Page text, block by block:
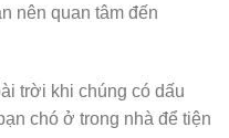
nên quan tâm đến
trời khi chúng có dấu
chó ở trong nhà để tiện